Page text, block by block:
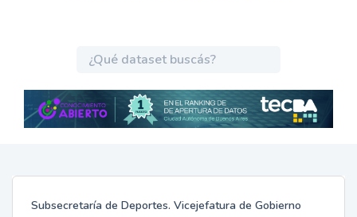
Subsecretaría de Deportes. Vicejefatura de Gobierno